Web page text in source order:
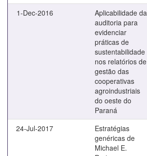
1-Dec-2016
Aplicabilidade da
auditoria para
evidenciar
práticas de
sustentabilidade
nos relatórios de
gestão das
cooperativas
agroindustriais
do oeste do
Paraná
24-Jul-2017
Estratégias
genéricas de
Michael E.